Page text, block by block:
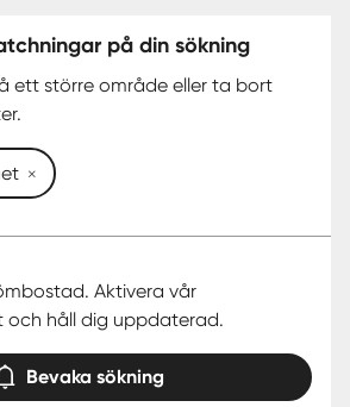
på din sökning
ett större område eller ta bort
Aktivera vår
och håll dig uppdaterad.
Bevaka sökning